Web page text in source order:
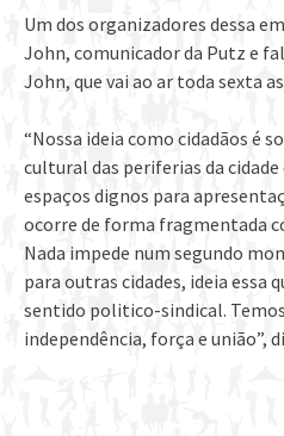
Um dos organizadores dessa
John, comunicador da Putz e
John, que vai ao ar toda sexta
“Nossa ideia como cidadãos é
cultural das periferias da
espaços dignos para
ocorre de forma fragmentada
Nada impede num segundo
para outras cidades, ideia essa
sentido politico-sindical.
independência, força e união”,